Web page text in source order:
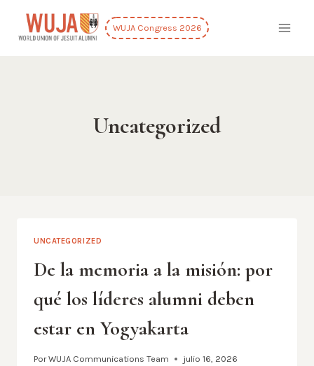
contenido
WUJA Congress 2026
Uncategorized
UNCATEGORIZED
De la memoria a la misión: por
qué los líderes alumni deben
estar en Yogyakarta
Por WUJA Communications Team julio 16, 2026